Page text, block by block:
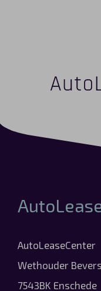
AutoLeaseCenter
Wethouder
7543BK Enschede